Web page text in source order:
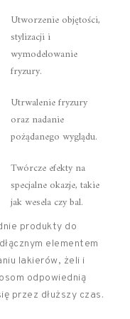
Utworzenie objętości,
stylizacji i
wymodelowanie
fryzury.
Utrwalenie fryzury
oraz nadanie
pożądanego wyglądu.
Twórcze efekty na
specjalne okazje, takie
jak wesela czy bal.
produkty do
elementem
lakierów, żeli i
odpowiednią
przez dłuższy czas.